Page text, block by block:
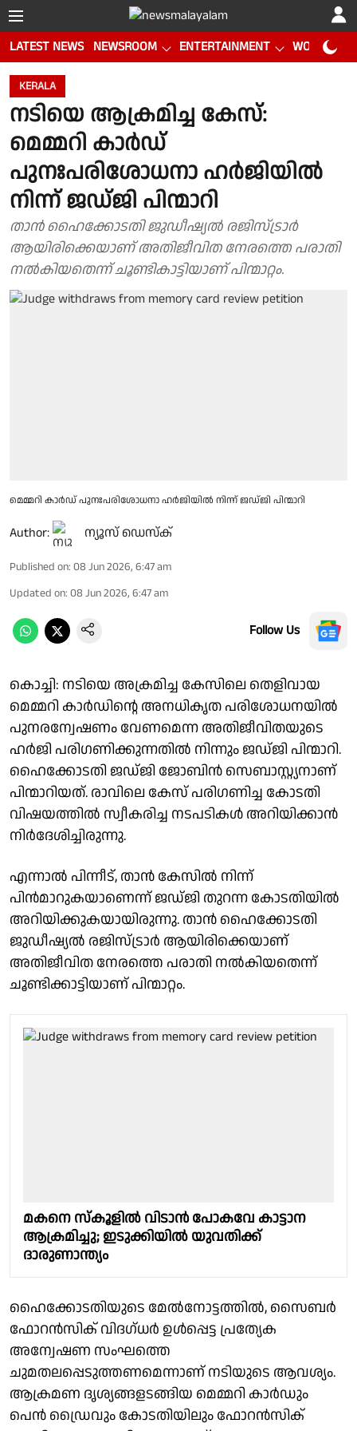
LATEST NEWS NEWSROOM ENTERTAINMENT WORLD CUP
KERALA
നടിയെ ആക്രമിച്ച കേസ്:
മെമ്മറി കാർഡ്
പുനഃപരിശോധനാ ഹർജിയിൽ
നിന്ന് ജഡ്ജി പിന്മാറി
താൻ ഹൈക്കോടതി ജുഡീഷ്യൽ രജിസ്ട്രാർ
ആയിരിക്കെയാണ് അതിജീവിത നേരത്തെ പരാതി
നൽകിയതെന്ന് ചൂണ്ടികാട്ടിയാണ് പിന്മാറ്റം.
മെമ്മറി കാർഡ് പുനഃപരിശോധനാ ഹർജിയിൽ നിന്ന് ജഡ്ജി പിന്മാറി
Author: ന്യൂസ് ഡെസ്ക്
Published on: 08 Jun 2026, 6:47 am
Updated on: 08 Jun 2026, 6:47 am
Follow Us
കൊച്ചി: നടിയെ അക്രമിച്ച കേസിലെ തെളിവായ
മെമ്മറി കാർഡിൻ്റെ അനധികൃത പരിശോധനയിൽ
പുനരന്വേഷണം വേണമെന്ന അതിജീവിതയുടെ
ഹർജി പരിഗണിക്കുന്നതിൽ നിന്നും ജഡ്ജി പിന്മാറി.
ഹൈക്കോടതി ജഡ്ജി ജോബിൻ സെബാസ്റ്റ്യനാണ്
പിന്മാറിയത്. രാവിലെ കേസ് പരിഗണിച്ച കോടതി
വിഷയത്തിൽ സ്വീകരിച്ച നടപടികൾ അറിയിക്കാൻ
നിർദേശിച്ചിരുന്നു.
എന്നാൽ പിന്നീട്, താൻ കേസിൽ നിന്ന്
പിൻമാറുകയാണെന്ന് ജഡ്ജി തുറന്ന കോടതിയിൽ
അറിയിക്കുകയായിരുന്നു. താൻ ഹൈക്കോടതി
ജുഡീഷ്യൽ രജിസ്ട്രാർ ആയിരിക്കെയാണ്
അതിജീവിത നേരത്തെ പരാതി നൽകിയതെന്ന്
ചൂണ്ടിക്കാട്ടിയാണ് പിന്മാറ്റം.
മകനെ സ്‌കൂളിൽ വിടാൻ പോകവേ കാട്ടാന
ആക്രമിച്ചു; ഇടുക്കിയിൽ യുവതിക്ക്
ദാരുണാന്ത്യം
ഹൈക്കോടതിയുടെ മേൽനോട്ടത്തിൽ, സൈബർ
ഫോറൻസിക് വിദഗ്ധർ ഉൾപ്പെട്ട പ്രത്യേക
അന്വേഷണ സംഘത്തെ
ചുമതലപ്പെടുത്തണമെന്നാണ് നടിയുടെ ആവശ്യം.
ആക്രമണ ദൃശ്യങ്ങളടങ്ങിയ മെമ്മറി കാർഡും
പെൻ ഡ്രൈവും കോടതിയിലും ഫോറൻസിക്